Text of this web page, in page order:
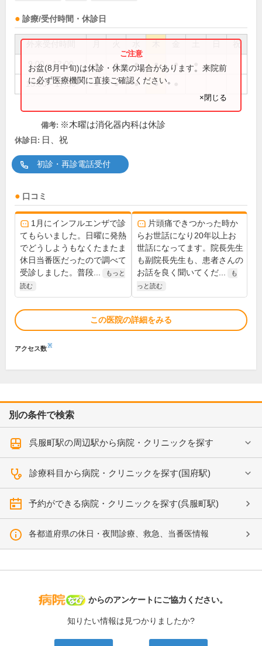
診療/受付時間・休診日
祝
9:00～12:00 ● ● ● ● ●
15:00～17:30 ● ● ● ●
お盆(8月中旬)は休診・休業の場合があります。来院前
に必ず医療機関に直接ご確認ください。
×閉じる
備考: ※木曜は消化器内科は休診
休診日: 日、祝
初診・再診電話受付
口コミ
1月にインフルエンザで診
てもらいました。日曜に発熱
でどうしようもなくたまたま
休日当番医だったので調べて
受診しました。普段...
もっと
読む
片頭痛できつかった時か
らお世話になり20年以上お
世話になってます。院長先生
も副院長先生も、患者さんの
お話を良く聞いてくだ...
も
っと読む
この医院の詳細をみる
アクセス数※
別の条件で検索
呉服町駅の周辺駅から病院・クリニックを探す
診療科目から病院・クリニックを探す(国府駅)
予約ができる病院・クリニックを探す(呉服町駅)
各都道府県の休日・夜間診療、救急、当番医情報
病院なび
からのアンケートにご協力ください。
知りたい情報は見つかりましたか?